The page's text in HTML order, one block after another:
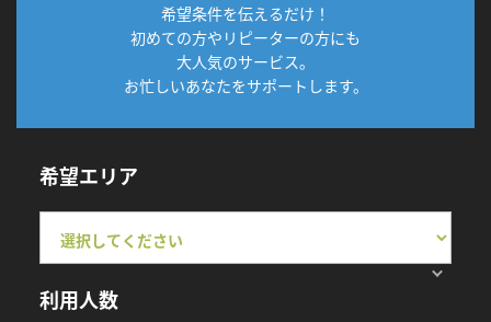
希望条件を伝えるだけ！
初めての方やリピーターの方にも
大人気のサービス。
お忙しいあなたをサポートします。
希望エリア
利用人数